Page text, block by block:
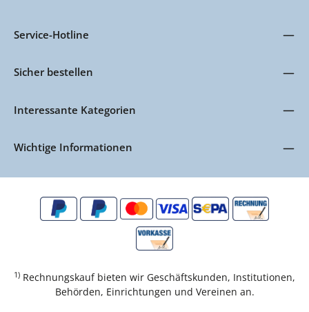
Service-Hotline
Sicher bestellen
Interessante Kategorien
Wichtige Informationen
1) Rechnungskauf bieten wir Geschäftskunden, Institutionen,
Behörden, Einrichtungen und Vereinen an.